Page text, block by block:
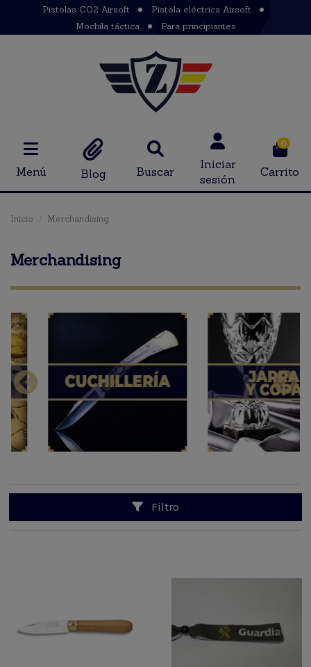
Pistolas CO2 Airsoft
Pistola eléctrica Airsoft
Mochila táctica
Para principiantes
Menú Blog Buscar
Iniciar
sesión
0
Carrito
Inicio Merchandising
Merchandising
Filtro